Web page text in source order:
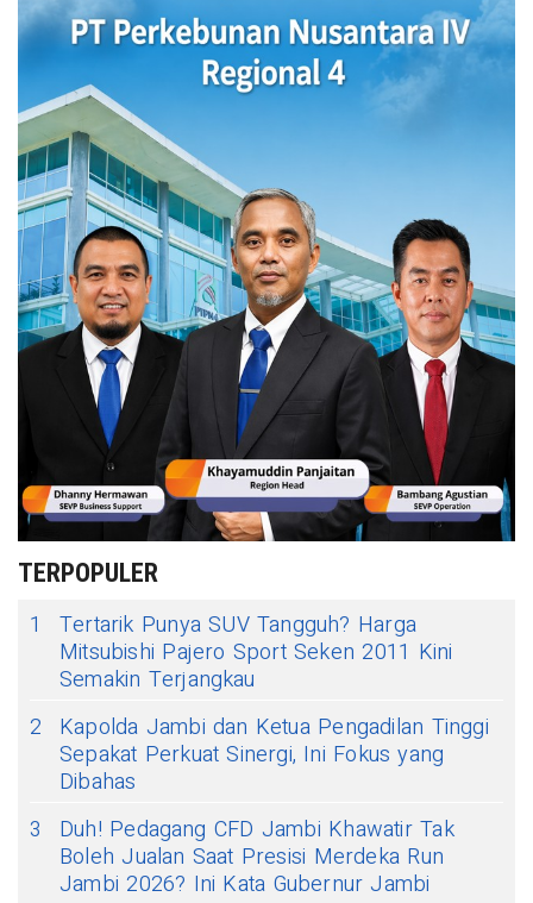
TERPOPULER
1
Tertarik Punya SUV Tangguh? Harga
Mitsubishi Pajero Sport Seken 2011 Kini
Semakin Terjangkau
2
Kapolda Jambi dan Ketua Pengadilan Tinggi
Sepakat Perkuat Sinergi, Ini Fokus yang
Dibahas
3
Duh! Pedagang CFD Jambi Khawatir Tak
Boleh Jualan Saat Presisi Merdeka Run
Jambi 2026? Ini Kata Gubernur Jambi